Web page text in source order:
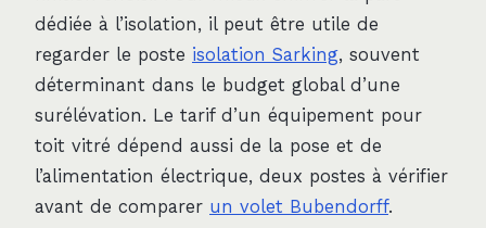
dédiée à l’isolation, il peut être utile de
regarder le poste isolation Sarking, souvent
déterminant dans le budget global d’une
surélévation. Le tarif d’un équipement pour
toit vitré dépend aussi de la pose et de
l’alimentation électrique, deux postes à vérifier
avant de comparer un volet Bubendorff.